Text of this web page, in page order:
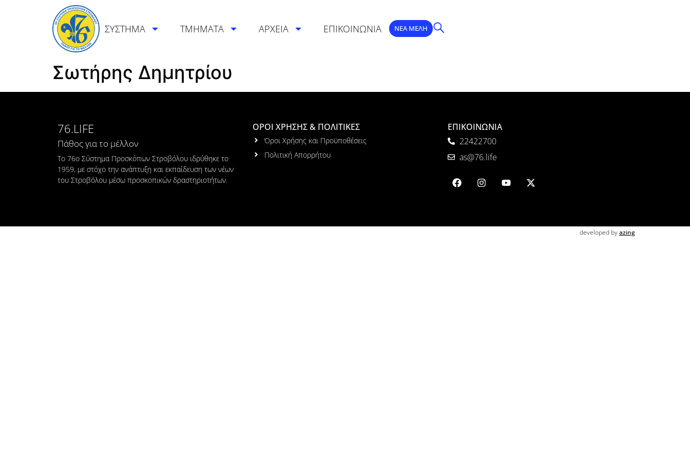
ΣΥΣΤΗΜΑ ΤΜΗΜΑΤΑ ΑΡΧΕΙΑ ΕΠΙΚΟΙΝΩΝΙΑ ΝΕΑ ΜΕΛΗ
Σωτήρης Δημητρίου
76.LIFE
Πάθος για το μέλλον
Το 76ο Σύστημα Προσκόπων Στροβόλου ιδρύθηκε το
1959, με στόχο την ανάπτυξη και εκπαίδευση των νέων
του Στροβόλου μέσω προσκοπικών δραστηριοτήτων.
ΟΡΟΙ ΧΡΗΣΗΣ & ΠΟΛΙΤΙΚΕΣ
Όροι Χρήσης και Προϋποθέσεις
Πολιτική Απορρήτου
ΕΠΙΚΟΙΝΩΝΙΑ
22422700
as@76.life
developed byazing